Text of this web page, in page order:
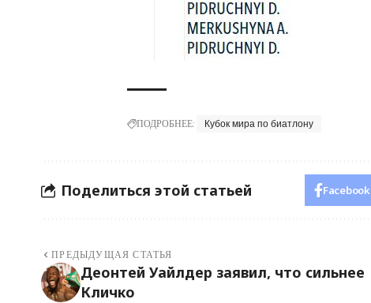
ПОДРОБНЕЕ: Кубок мира по биатлону
Поделиться этой статьей Facebook
ПРЕДЫДУЩАЯ СТАТЬЯ
Деонтей Уайлдер заявил, что сильнее
Кличко